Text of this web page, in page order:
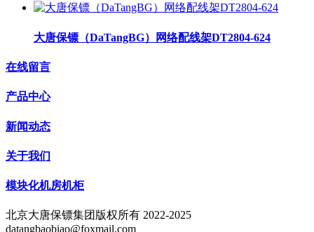
大唐保镖（DaTangBG）网络配线架DT2804-624
在线留言
产品中心
新闻动态
关于我们
模块化机房机柜
北京大唐保镖集团版权所有 2022-2025
datangbaobiao@foxmail.com